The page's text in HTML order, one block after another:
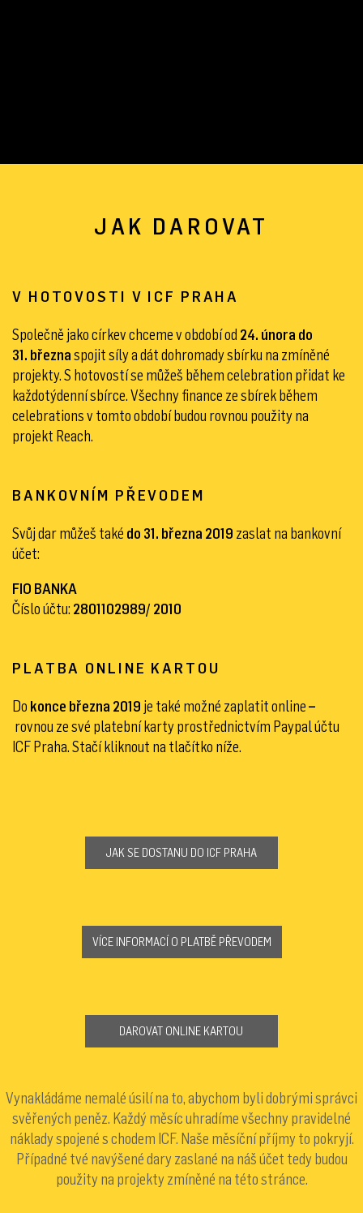
JAK DAROVAT
V HOTOVOSTI V ICF PRAHA
Společně jako církev chceme v období od 24. února do
31. březnaspojit síly a dát dohromady sbírku na zmíněné
projekty. S hotovostí se můžeš během celebration přidat ke
každotýdenní sbírce. Všechny finance ze sbírek během
celebrations v tomto období budou rovnou použity na
projekt Reach.
BANKOVNÍM PŘEVODEM
Svůj dar můžeš také do 31. března 2019 zaslat na bankovní
účet:
FIO BANKA
Číslo účtu: 2801102989/ 2010
PLATBA ONLINE KARTOU
Do konce března 2019 je také možné zaplatit online–
rovnou ze své platební karty prostřednictvím Paypal účtu
ICF Praha. Stačí kliknout na tlačítko níže.
JAK SE DOSTANU DO ICF PRAHA
VÍCE INFORMACÍ O PLATBĚ PŘEVODEM
DAROVAT ONLINE KARTOU
Vynakládáme nemalé úsilí na to, abychom byli dobrými správci
svěřených peněz. Každý měsíc uhradíme všechny pravidelné
náklady spojené s chodem ICF. Naše měsíční příjmy to pokryjí.
Případné tvé navýšené dary zaslané na náš účet tedy budou
použity na projekty zmíněné na této stránce.